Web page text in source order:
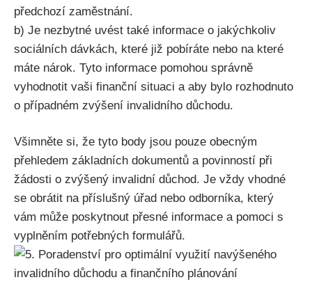
předchozí zaměstnání.
b) Je nezbytné uvést také informace o jakýchkoliv
sociálních dávkách, které již pobíráte nebo na které
máte nárok. Tyto informace pomohou správně
vyhodnotit vaši finanční situaci a aby bylo rozhodnuto
o případném zvýšení invalidního důchodu.
Všimněte si, že tyto body jsou pouze obecným
přehledem základních dokumentů a povinností při
žádosti o zvýšený invalidní důchod. Je vždy vhodné
se obrátit na příslušný úřad nebo odborníka, který
vám může poskytnout přesné informace a pomoci s
vyplněním potřebných formulářů.